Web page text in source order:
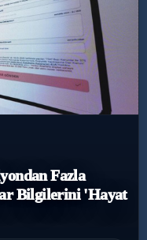
›
Fazla
Bilgilerini 'Hayat